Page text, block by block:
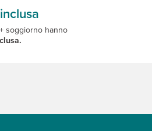
soggiorno hanno